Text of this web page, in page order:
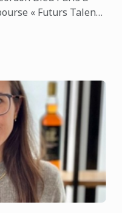
« Futurs Talents